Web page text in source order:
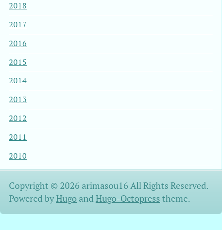
2018
2017
2016
2015
2014
2013
2012
2011
2010
Copyright © 2026 arimasou16 All Rights Reserved.
Powered byHugo andHugo-Octopress theme.